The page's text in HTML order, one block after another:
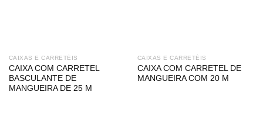
CAIXAS E CARRETÉIS
CAIXA COM CARRETEL
BASCULANTE DE
MANGUEIRA DE 25 M
CAIXAS E CARRETÉIS
CAIXA COM CARRETEL DE
MANGUEIRA COM 20 M